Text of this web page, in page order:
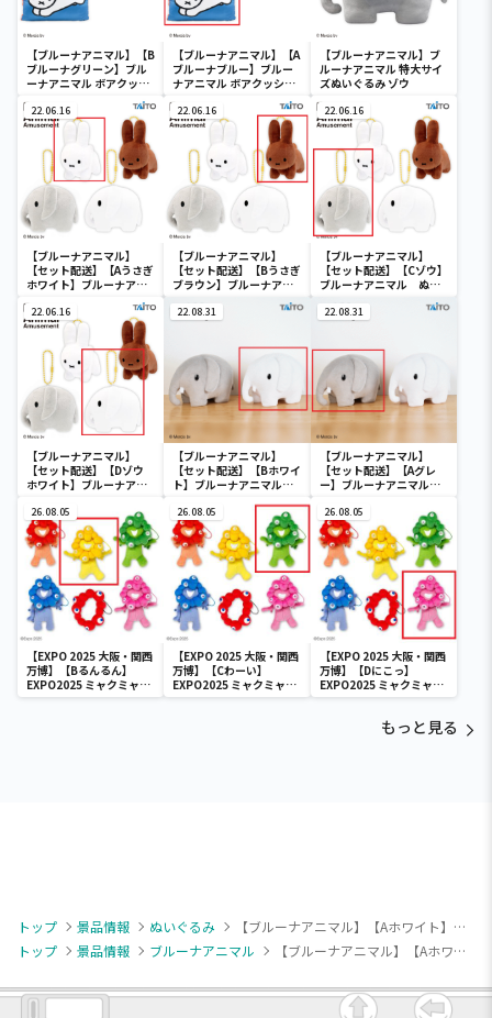
【ブルーナアニマル】【B
ブルーナグリーン】ブル
ーナアニマル ボアクッシ
【ブルーナアニマル】【A
ブルーナブルー】ブルー
ナアニマル ボアクッショ
【ブルーナアニマル】ブ
ルーナアニマル 特大サイ
ズぬいぐるみ ゾウ
22.06.16
【ブルーナアニマル】
【セット配送】【Aうさぎ
ホワイト】ブルーナアニ
ット うさぎ＆ゾウ
22.06.16
【ブルーナアニマル】
【セット配送】【Bうさぎ
ブラウン】ブルーナアニ
ット うさぎ＆ゾウ
22.06.16
【ブルーナアニマル】
【セット配送】【Cゾウ】
ブルーナアニマル ぬい
＆ゾウ
22.06.16
【ブルーナアニマル】
【セット配送】【Dゾウ
ホワイト】ブルーナアニ
ット うさぎ＆ゾウ
22.08.31
【ブルーナアニマル】
【セット配送】【Bホワイ
ト】ブルーナアニマル
ウ
22.08.31
【ブルーナアニマル】
【セット配送】【Aグレ
ー】ブルーナアニマル
ウ
26.08.05
【EXPO 2025 大阪・関西
万博】【Bるんるん】
EXPO2025 ミャクミャク
カラフルゴム紐付きぬい
26.08.05
【EXPO 2025 大阪・関西
万博】【Cわーい】
EXPO2025 ミャクミャク
カラフルゴム紐付きぬい
26.08.05
【EXPO 2025 大阪・関西
万博】【Dにこっ】
EXPO2025 ミャクミャク
カラフルゴム紐付きぬい
もっと見る
トップ 景品情報 ぬいぐるみ
【ブルーナアニマル】【Aホワイト】ブルーナアニマル ぬいぐるみ うさぎ
トップ
景品情報 ブルーナアニマル 【ブルーナアニマル】【Aホワイト】ブルーナアニマル ぬいぐるみ うさぎ